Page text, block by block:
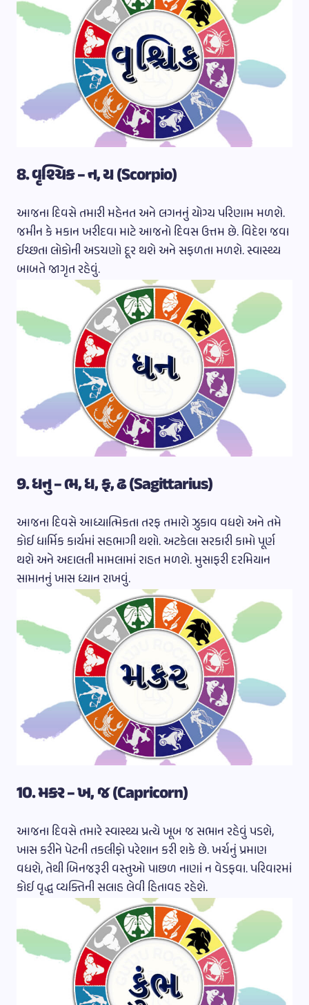
8. વૃશ્ચિક – ન, ય (Scorpio)
આજના દિવસે તમારી મહેનત અને લગનનું યોગ્ય પરિણામ મળશે.
જમીન કે મકાન ખરીદવા માટે આજનો દિવસ ઉત્તમ છે. વિદેશ જવા
ઈચ્છતા લોકોની અડચણો દૂર થશે અને સફળતા મળશે. સ્વાસ્થ્ય
બાબતે જાગૃત રહેવું.
9. ધનુ – ભ, ધ, ફ, ઢ (Sagittarius)
આજના દિવસે આધ્યાત્મિકતા તરફ તમારો ઝુકાવ વધશે અને તમે
કોઈ ધાર્મિક કાર્યમાં સહભાગી થશો. અટકેલા સરકારી કામો પૂર્ણ
થશે અને અદાલતી મામલામાં રાહત મળશે. મુસાફરી દરમિયાન
સામાનનું ખાસ ધ્યાન રાખવું.
10. મકર – ખ, જ (Capricorn)
આજના દિવસે તમારે સ્વાસ્થ્ય પ્રત્યે ખૂબ જ સભાન રહેવું પડશે,
ખાસ કરીને પેટની તકલીફો પરેશાન કરી શકે છે. ખર્ચનું પ્રમાણ
વધશે, તેથી બિનજરૂરી વસ્તુઓ પાછળ નાણાં ન વેડફવા. પરિવારમાં
કોઈ વૃદ્ધ વ્યક્તિની સલાહ લેવી હિતાવહ રહેશે.